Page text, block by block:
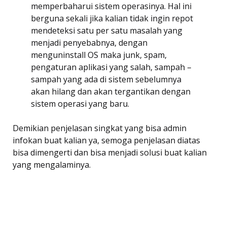
memperbaharui sistem operasinya. Hal ini
berguna sekali jika kalian tidak ingin repot
mendeteksi satu per satu masalah yang
menjadi penyebabnya, dengan
menguninstall OS maka junk, spam,
pengaturan aplikasi yang salah, sampah –
sampah yang ada di sistem sebelumnya
akan hilang dan akan tergantikan dengan
sistem operasi yang baru.
Demikian penjelasan singkat yang bisa admin
infokan buat kalian ya, semoga penjelasan diatas
bisa dimengerti dan bisa menjadi solusi buat kalian
yang mengalaminya.